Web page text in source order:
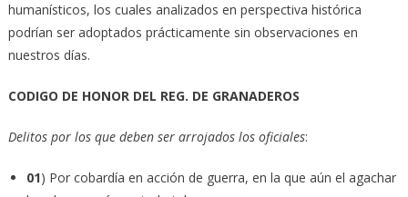
humanísticos, los cuales analizados en perspectiva histórica
podrían ser adoptados prácticamente sin observaciones en
nuestros días.
CODIGO DE HONOR DEL REG. DE GRANADEROS
Delitos por los que deben ser arrojados los oficiales:
01) Por cobardía en acción de guerra, en la que aún el agachar